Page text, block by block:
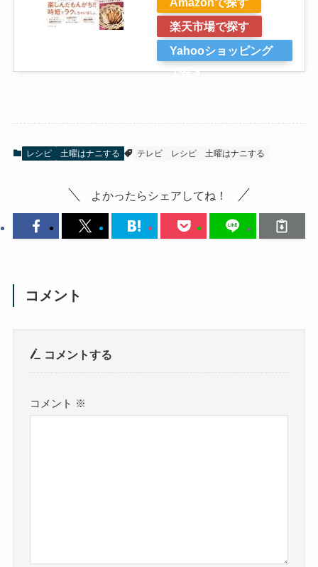
楽天市場で探す
Yahooショッピング
で探す
レシピ 土曜はナニする テレビ レシピ 土曜はナニする
よかったらシェアしてね！
コメント
コメントする
コメント ※